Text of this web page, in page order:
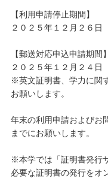
キャンパ
学友会ク
【利用申請停止期間】
２０２５年１２月２６日
【郵送対応申込申請期間】
２０２５年１２月２４日
※英文証明書、学力に関
お願いします。
年末の利用申請およびお
までにお願いします。
※本学では「証明書発行
必要な証明書の発行をオ